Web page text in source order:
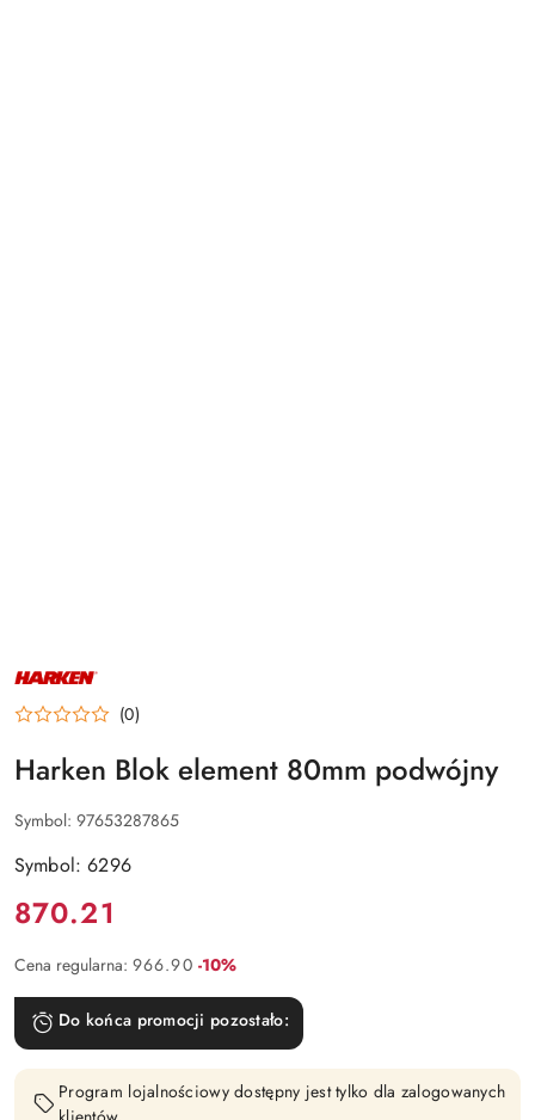
NAZWA
PRODUCENTA:
HARKEN (0)
Harken Blok element 80mm podwójny
Symbol: 97653287865
Symbol: 6296
Cena:
870.21
Cena regularna: 966.90 Rabat:
-10%
Do końca promocji pozostało:
Program lojalnościowy dostępny jest tylko dla zalogowanych